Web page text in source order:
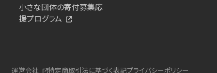
小さな団体の寄付募集応
援プログラム
運営会社 特定商取引法に基づく表記プライバシーポリシー